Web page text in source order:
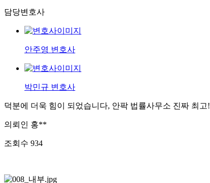
담당변호사
안주영 변호사
박민규 변호사
덕분에 더욱 힘이 되었습니다, 안팍 법률사무소 진짜 최고!
의뢰인 홍**
조회수 934